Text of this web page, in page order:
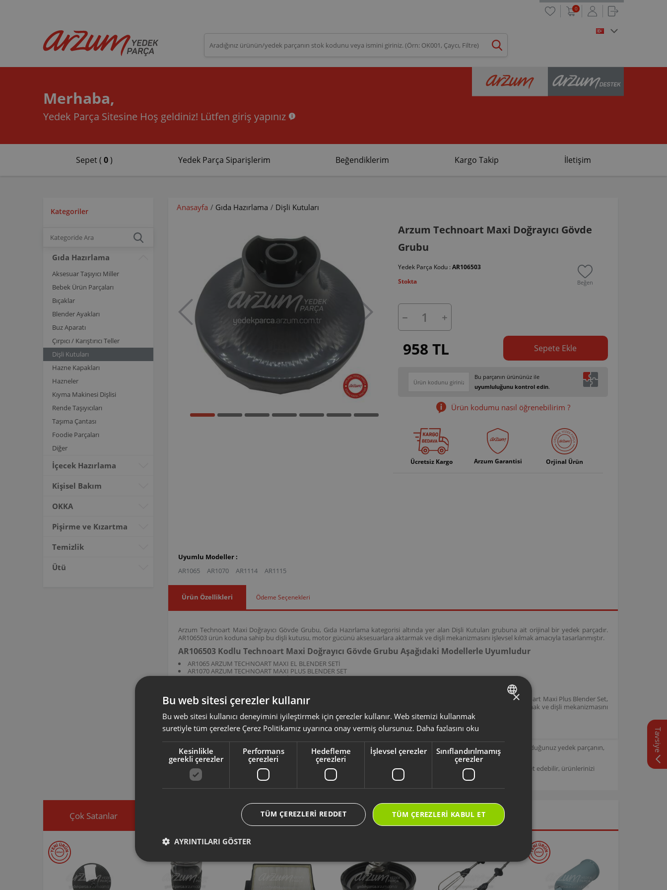
0
Merhaba,
Yedek Parça Sitesine Hoş geldiniz! Lütfen giriş yapınız
Sepet ( 0) Yedek Parça Siparişlerim Beğendiklerim Kargo Takip İletişim
Kategoriler
Gıda Hazırlama
Aksesuar Taşıyıcı Miller
Bebek Ürün Parçaları
Bıçaklar
Blender Ayakları
Buz Aparatı
Çırpıcı / Karıştırıcı Teller
Dişli Kutuları
Hazne Kapakları
Hazneler
Kıyma Makinesi Dişlisi
Rende Taşıyıcıları
Taşıma Çantası
Foodie Parçaları
Diğer
İçecek Hazırlama
Kişisel Bakım
OKKA
Pişirme ve Kızartma
Temizlik
Ütü
Anasayfa / Gıda Hazırlama / Dişli Kutuları
Arzum Technoart Maxi Doğrayıcı Gövde
Grubu
Yedek Parça Kodu : AR106503
Stokta
Beğen
958 TL Sepete Ekle
Bu parçanın ürününüz ile
uyumluluğunu kontrol edin.
Ürün kodumu nasıl öğrenebilirim ?
Ücretsiz Kargo Arzum Garantisi Orjinal Ürün
Uyumlu Modeller :
AR1065
AR1070 AR1114 AR1115
Ürün Özellikleri Ödeme Seçenekleri
Arzum Technoart Maxi Doğrayıcı Gövde Grubu, Gıda Hazırlama kategorisi altında yer alan Dişli Kutuları grubuna ait orijinal bir yedek parçadır.
AR106503 ürün koduna sahip bu dişli kutusu, motor gücünü aksesuarlara aktarmak ve dişli mekanizmasını işlevsel kılmak amacıyla tasarlanmıştır.
AR106503 Kodlu Technoart Maxi Doğrayıcı Gövde Grubu Aşağıdaki Modellerle Uyumludur
AR1065 ARZUM TECHNOART MAXI EL BLENDER SETİ
AR1070 ARZUM TECHNOART MAXI PLUS BLENDER SET
AR1114 ARZUM TECHNOART MAXİ NEO EL BLENDER
AR106503 ürün kodlu bu dişli kutusu; AR1065, AR1070, AR1114 ve AR1115 model kodlarına sahip Technoart Maxi, Technoart Maxi Plus Blender Set,
Technoart Maxi̇ Neo ve Technoart Maxi̇ Plus Neo el blender setleri ile uyumlu olup, motor gücünü aksesuarlara aktarmak ve dişli mekanizmasını
işlevsel kılmak işlevini destekler.
Arzum orijinal aksesuar ve sarf malzemeleri, ürününüzü uzun ömürlü ve güvenle kullanmanız için tasarlanmıştır. Seçmiş olduğunuz yedek parçanın,
ürününüz için uyumlu olup olmadığını,
ürün kodunuz aracılığı ile kontrol ediniz.
Ürününüz ile ilgili kullanım kılavuzu ve kullanım detayları için
https://destek.arzum.com.tr/
Arzum Destek Sitemizi ziyaret edebilir, ürünlerinizi
ekleyip, yedek parça ve garanti bilgilerine kolayca erişebilirsiniz.
Çok Satanlar Yeni Ürünler Seçtiklerimiz
Tavsiye
×
Bu web sitesi çerezler kullanır
Bu web sitesi kullanıcı deneyimini iyileştirmek için çerezler kullanır. Web sitemizi kullanmak
suretiyle tüm çerezlere Çerez Politikamız uyarınca onay vermiş olursunuz. Daha fazlasını oku
Kesinlikle
gerekli çerezler
Performans
çerezleri
Hedefleme
çerezleri
İşlevsel çerezler
Sınıflandırılmamış
çerezler
TÜM ÇEREZLERI KABUL ET
TÜM ÇEREZLERI REDDET
AYRINTILARI GÖSTER